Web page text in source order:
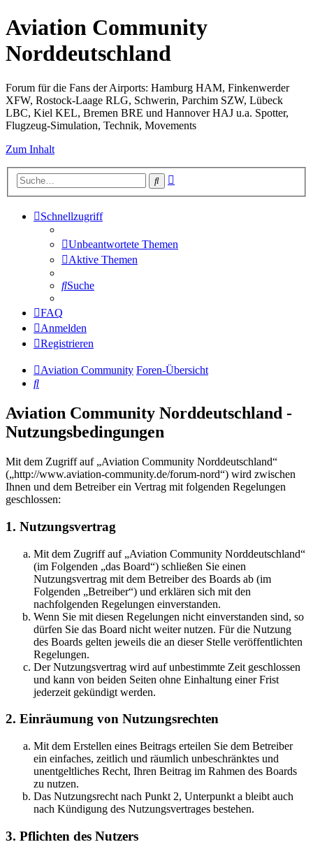
Aviation Community
Norddeutschland
Forum für die Fans der Airports: Hamburg HAM, Finkenwerder
XFW, Rostock-Laage RLG, Schwerin, Parchim SZW, Lübeck
LBC, Kiel KEL, Bremen BRE und Hannover HAJ u.a. Spotter,
Flugzeug-Simulation, Technik, Movements
Zum Inhalt
Suche
Schnellzugriff
Unbeantwortete Themen
Aktive Themen
Suche
FAQ
Anmelden
Registrieren
Aviation Community Foren-Übersicht
Suche
Aviation Community Norddeutschland -
Nutzungsbedingungen
Mit dem Zugriff auf „Aviation Community Norddeutschland“
(„http://www.aviation-community.de/forum-nord“) wird zwischen
Ihnen und dem Betreiber ein Vertrag mit folgenden Regelungen
geschlossen:
1. Nutzungsvertrag
Mit dem Zugriff auf „Aviation Community Norddeutschland“
(im Folgenden „das Board“) schließen Sie einen
Nutzungsvertrag mit dem Betreiber des Boards ab (im
Folgenden „Betreiber“) und erklären sich mit den
nachfolgenden Regelungen einverstanden.
Wenn Sie mit diesen Regelungen nicht einverstanden sind, so
dürfen Sie das Board nicht weiter nutzen. Für die Nutzung
des Boards gelten jeweils die an dieser Stelle veröffentlichten
Regelungen.
Der Nutzungsvertrag wird auf unbestimmte Zeit geschlossen
und kann von beiden Seiten ohne Einhaltung einer Frist
jederzeit gekündigt werden.
2. Einräumung von Nutzungsrechten
Mit dem Erstellen eines Beitrags erteilen Sie dem Betreiber
ein einfaches, zeitlich und räumlich unbeschränktes und
unentgeltliches Recht, Ihren Beitrag im Rahmen des Boards
zu nutzen.
Das Nutzungsrecht nach Punkt 2, Unterpunkt a bleibt auch
nach Kündigung des Nutzungsvertrages bestehen.
3. Pflichten des Nutzers